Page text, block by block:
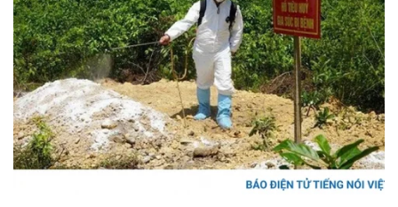
Thể thao
Bóng đá
Lịch thi đấu bóng đá
Thế giới thể thao
eSports
Hậu trường
Ô tô - Xe máy
Ô tô
Xe máy
Tư vấn